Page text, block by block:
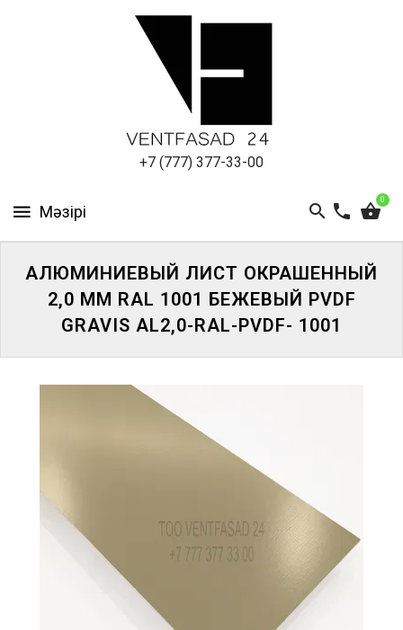
+7 (777) 377-33-00
0
ПАНЕЛИ
АЛЮМИНИЕВЫЙ ЛИСТ ОКРАШЕННЫЙ
2,0 ММ RAL 1001 БЕЖЕВЫЙ PVDF
GRAVIS AL2,0-RAL-PVDF- 1001